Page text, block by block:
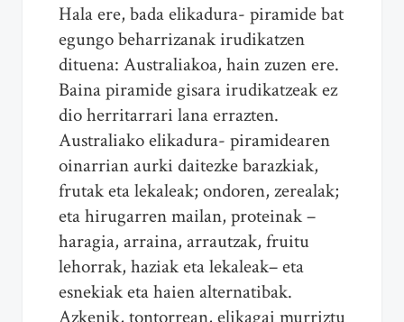
Hala ere, bada elikadura- piramide bat
egungo beharrizanak irudikatzen
dituena: Australiakoa, hain zuzen ere.
Baina piramide gisara irudikatzeak ez
dio herritarrari lana errazten.
Australiako elikadura- piramidearen
oinarrian aurki daitezke barazkiak,
frutak eta lekaleak; ondoren, zerealak;
eta hirugarren mailan, proteinak –
haragia, arraina, arrautzak, fruitu
lehorrak, haziak eta lekaleak– eta
esnekiak eta haien alternatibak.
Azkenik, tontorrean, elikagai murriztu